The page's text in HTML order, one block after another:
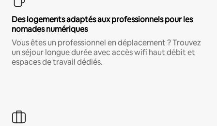
Des logements adaptés aux professionnels pour les
nomades numériques
Vous êtes un professionnel en déplacement ? Trouvez
un séjour longue durée avec accès wifi haut débit et
espaces de travail dédiés.